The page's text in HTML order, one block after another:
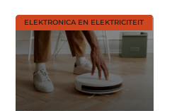
ELEKTRONICA EN ELEKTRICITEIT